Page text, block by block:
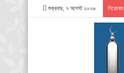
শুক্রবার, ৭ আগস্ট ২০২৬ শিরোনাম